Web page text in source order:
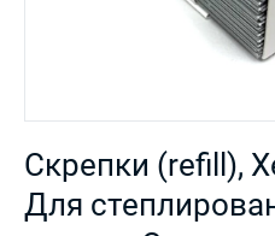
Скрепки (refill),
Для